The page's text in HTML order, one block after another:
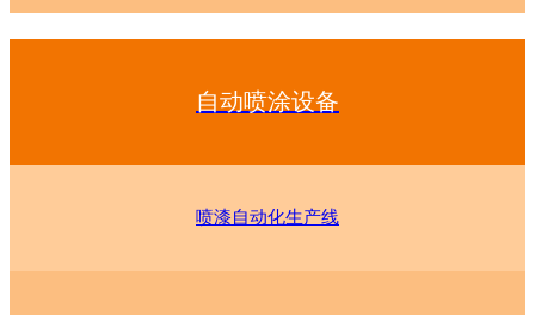
自动喷涂设备
喷漆自动化生产线